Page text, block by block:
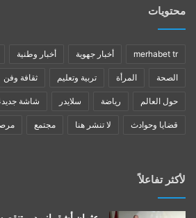
محتويات
merhabet tr أخبار جهوية أخبار وطنية
الصحة المرأة تربية وتعليم ثقافة وفن
حول العالم رياضة سلايدر شاشة جديد24
قضايا وحوادث لا تنشر هنا مجتمع
لأكثر تفاعلاً